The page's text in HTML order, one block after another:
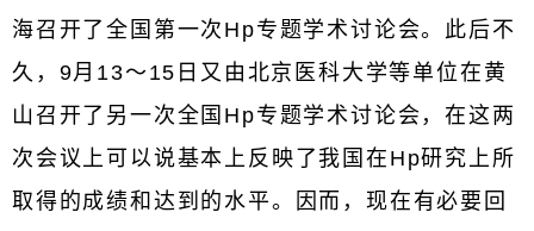
海召开了全国第一次Hp专题学术讨论会。此后不
久，9月13～15日又由北京医科大学等单位在黄
山召开了另一次全国Hp专题学术讨论会，在这两
次会议上可以说基本上反映了我国在Hp研究上所
取得的成绩和达到的水平。因而，现在有必要回